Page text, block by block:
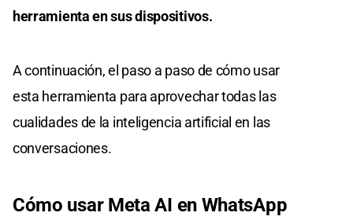
herramienta en sus dispositivos.
A continuación, el paso a paso de cómo usar
esta herramienta para aprovechar todas las
cualidades de la inteligencia artificial en las
conversaciones.
Cómo usar Meta AI en WhatsApp